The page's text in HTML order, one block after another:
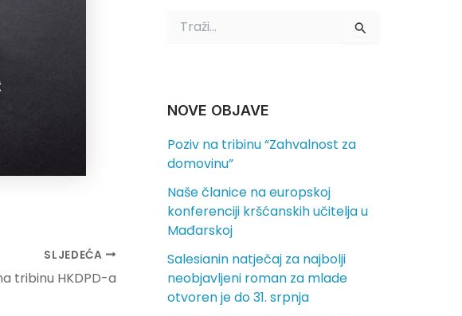
SLJEDEĆA
tribinu HKDPD-a
NOVE OBJAVE
Poziv na tribinu “Zahvalnost za
domovinu”
Naše članice na europskoj
konferenciji kršćanskih učitelja u
Mađarskoj
Salesianin natječaj za najbolji
neobjavljeni roman za mlade
otvoren je do 31. srpnja